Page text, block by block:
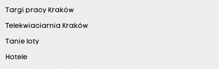
Targi pracy Kraków
Telekwiaciarnia Kraków
Tanie loty
Hotele